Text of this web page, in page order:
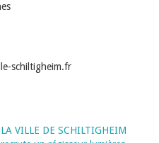
schiltigheim.fr
LA VILLE DE SCHILTIGHEIM